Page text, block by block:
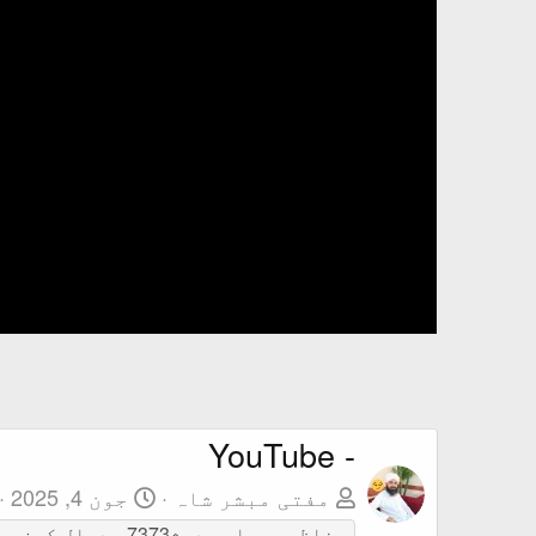
- YouTube
مفتی مبشر شاہ جون 4, 2025